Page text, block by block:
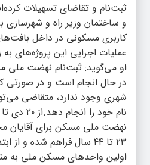
ثبت‌نام و تقاضای تسهیلات
و ساختمان وزیر راه و شهرسازی
کاربری مسکونی در داخل
عملیات اجرایی این پروژه‌های
او می‌گوید: ثبت‌نام نهضت ملی
در حال انجام است و در صورتی
شهری وجود ندارد، متقاضی
نهضت ملی مسکن برای آقایان
۲۳ تا ۴۴ سال فراهم شده و
اولین واحد‌های مسکن ملی به